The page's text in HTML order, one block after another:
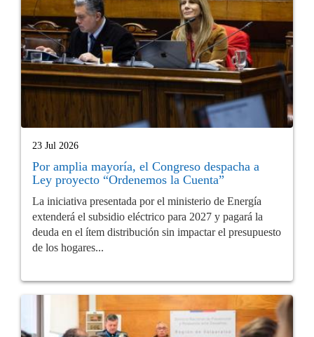
23 Jul 2026
Por amplia mayoría, el Congreso despacha a
Ley proyecto “Ordenemos la Cuenta”
La iniciativa presentada por el ministerio de Energía
extenderá el subsidio eléctrico para 2027 y pagará la
deuda en el ítem distribución sin impactar el presupuesto
de los hogares...